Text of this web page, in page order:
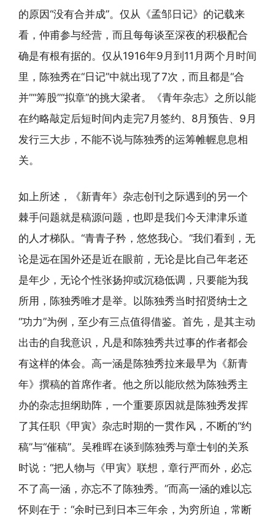
的原因“没有合并成”。仅从《孟邹日记》的记载来
看，仲甫参与经营，而且每每谈至深夜的积极配合
确是有根有据的。仅从1916年9月到11月两个月时间
里，陈独秀在“日记”中就出现了7次，而且都是“合
并”“筹股”“拟章”的挑大梁者。《青年杂志》之所以能
在约略敲定后短时间内走完7月签约、8月预告、9月
发行三大步，不能不说与陈独秀的运筹帷幄息息相
关。
如上所述，《新青年》杂志创刊之际遇到的另一个
棘手问题就是稿源问题，也即是我们今天津津乐道
的人才梯队。“青青子矜，悠悠我心。”我们看到，无
论是远在国外还是近在眼前，无论是比自己年老还
是年少，无论个性张扬抑或沉稳低调，只要能为我
所用，陈独秀唯才是举。以陈独秀当时招贤纳士之
“功力”为例，至少有三点值得借鉴。首先，是其主动
出击的自我意识，凡是和陈独秀共过事的作者都会
有这样的体会。高一涵是陈独秀拉来最早为《新青
年》撰稿的首席作者。他之所以能欣然为陈独秀主
办的杂志担纲助阵，一个重要原因就是陈独秀发挥
了其任职《甲寅》杂志时期的一贯作风，不断的“约
稿”与“催稿”。吴稚晖在谈到陈独秀与章士钊的关系
时说：“把人物与《甲寅》联想，章行严而外，必忘
不了高一涵，亦忘不了陈独秀。”而高一涵的难以忘
怀则在于：“余时已到日本三年余，为穷所迫，常断